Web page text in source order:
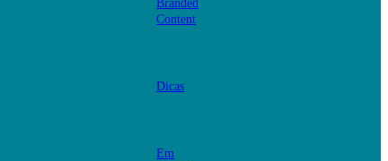
Branded
Content
Dicas
Em